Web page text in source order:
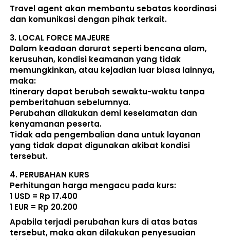
Travel agent akan membantu sebatas koordinasi
dan komunikasi dengan pihak terkait.
3. LOCAL FORCE MAJEURE
Dalam keadaan darurat seperti bencana alam,
kerusuhan, kondisi keamanan yang tidak
memungkinkan, atau kejadian luar biasa lainnya,
maka:
Itinerary dapat berubah sewaktu-waktu tanpa
pemberitahuan sebelumnya.
Perubahan dilakukan demi keselamatan dan
kenyamanan peserta.
Tidak ada pengembalian dana untuk layanan
yang tidak dapat digunakan akibat kondisi
tersebut.
4. PERUBAHAN KURS
Perhitungan harga mengacu pada kurs:
1 USD = Rp 17.400
1 EUR = Rp 20.200
Apabila terjadi perubahan kurs di atas batas
tersebut, maka akan dilakukan penyesuaian